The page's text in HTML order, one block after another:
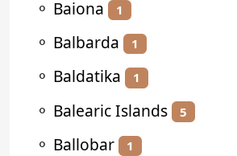
⚬ Baiona 1
⚬ Balbarda 1
⚬ Baldatika 1
⚬ Balearic Islands 5
⚬ Ballobar 1